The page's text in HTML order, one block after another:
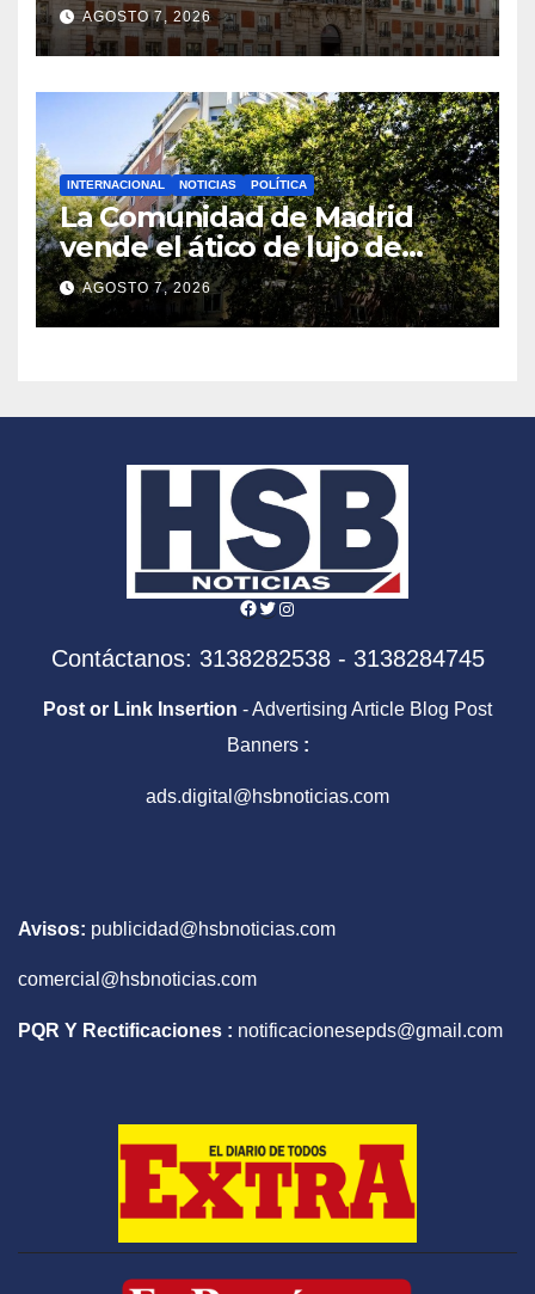
59.377 euros
AGOSTO 7, 2026
INTERNACIONAL NOTICIAS POLÍTICA
La Comunidad de Madrid
vende el ático de lujo de
Chamberí tras la polémica
por su uso
AGOSTO 7, 2026
Facebook
Twitter
Instagram
Contáctanos: 3138282538 - 3138284745
Post or Link Insertion - Advertising Article Blog Post
Banners :
ads.digital@hsbnoticias.com
Avisos: publicidad@hsbnoticias.com
comercial@hsbnoticias.com
PQR Y Rectificaciones : notificacionesepds@gmail.com